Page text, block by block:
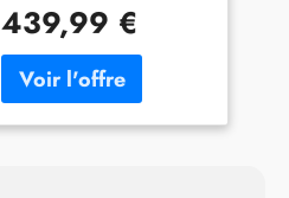
rendez-vous rapide ; délai
de livraison pouvant aller
jusqu'à 20 jours selon la
région
439,99 €